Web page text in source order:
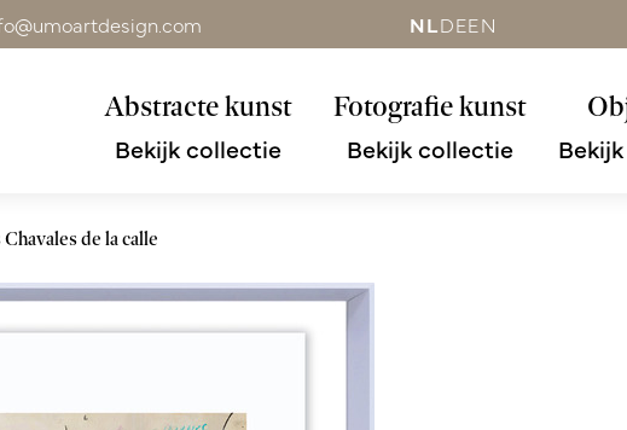
NLDEEN
Abstracte kunst
Bekijk collectie
Fotografie kunst
Bekijk collectie
de la calle